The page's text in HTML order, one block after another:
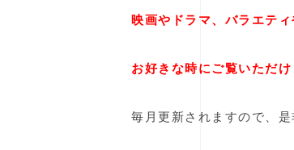
映画やドラマ、バラエテ
お好きな時にご覧いただけ
毎月更新されますので、